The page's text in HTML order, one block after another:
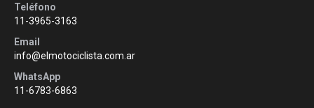
Teléfono
11-3965-3163
Email
info@elmotociclista.com.ar
WhatsApp
11-6783-6863